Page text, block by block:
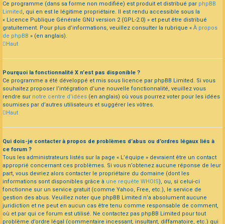
Ce programme (dans sa forme non modifiée) est produit et distribué par phpBB
Limited, qui en est le légitime propriétaire. Il est rendu accessible sous la
« Licence Publique Générale GNU version 2 (GPL-2.0) » et peut être distribué
gratuitement. Pour plus d’informations, veuillez consulter la rubrique « À propos
de phpBB » (en anglais).
Haut
Pourquoi la fonctionnalité X n’est pas disponible ?
Ce programme a été développé et mis sous licence par phpBB Limited. Si vous
souhaitez proposer l’intégration d’une nouvelle fonctionnalité, veuillez vous
rendre sur notre centre d’idées (en anglais) où vous pourrez voter pour les idées
soumises par d’autres utilisateurs et suggérer les vôtres.
Haut
Qui dois-je contacter à propos de problèmes d’abus ou d’ordres légaux liés à
ce forum ?
Tous les administrateurs listés sur la page « L’équipe » devraient être un contact
approprié concernant ces problèmes. Si vous n’obtenez aucune réponse de leur
part, vous devriez alors contacter le propriétaire du domaine (dont les
informations sont disponibles grâce à une requête WHOIS), ou, si celui-ci
fonctionne sur un service gratuit (comme Yahoo, Free, etc.), le service de
gestion des abus. Veuillez noter que phpBB Limited n’a absolument aucune
juridiction et ne peut en aucun cas être tenu comme responsable de comment,
où et par qui ce forum est utilisé. Ne contactez pas phpBB Limited pour tout
problème d’ordre légal (commentaire incessant, insultant, diffamatoire, etc.) qui